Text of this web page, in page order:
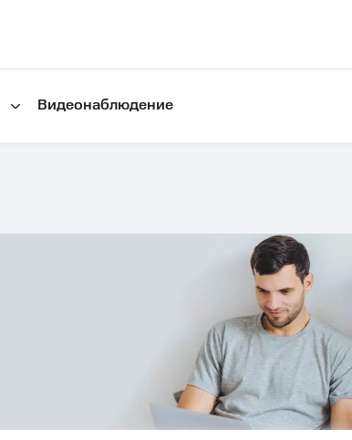
Видеонаблюдение